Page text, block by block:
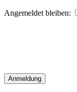
Angemeldet bleiben:
Anmeldung